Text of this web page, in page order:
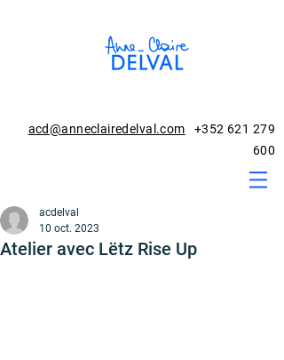
acd@anneclairedelval.com
+352 621 279
600
Atelier avec Lëtz Rise Up
acdelval
10 oct. 2023